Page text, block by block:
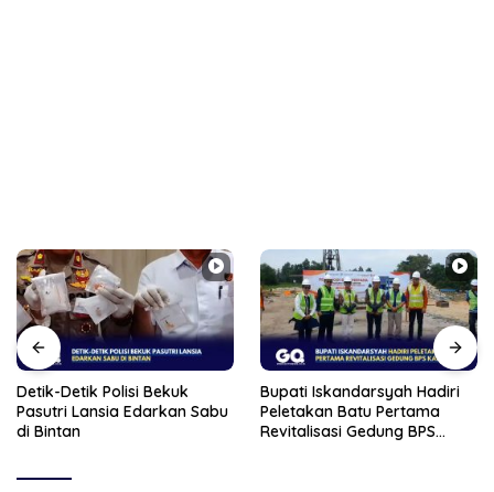
Detik-Detik Polisi Bekuk
Pasutri Lansia Edarkan Sabu
di Bintan
Bupati Iskandarsyah Hadiri
Peletakan Batu Pertama
Revitalisasi Gedung BPS